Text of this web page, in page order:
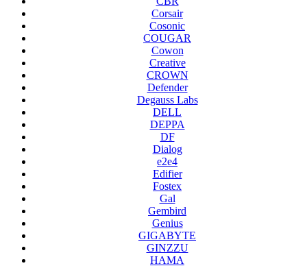
Corsair
Cosonic
COUGAR
Cowon
Creative
CROWN
Defender
Degauss Labs
DELL
DEPPA
DF
Dialog
e2e4
Edifier
Fostex
Gal
Gembird
Genius
GIGABYTE
GINZZU
HAMA